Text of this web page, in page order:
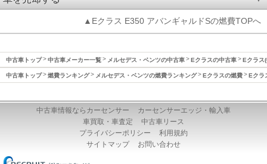
▲Eクラス E350 アバンギャルドSの燃費TOPへ
中古車トップ 中古車メーカー一覧 メルセデス・ベンツの中古車 Eクラスの中古車 Eクラス
中古車トップ 燃費ランキング メルセデス・ベンツの燃費ランキング Eクラスの燃費 Eクラ
中古車情報ならカーセンサー
カーセンサーエッジ・輸入車
車買取・車査定
中古車リース
プライバシーポリシー
利用規約
サイトマップ
お問い合わせ